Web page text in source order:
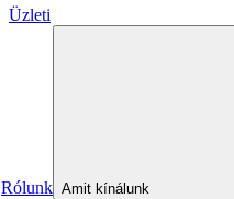
Üzleti
Rólunk Amit kínálunk